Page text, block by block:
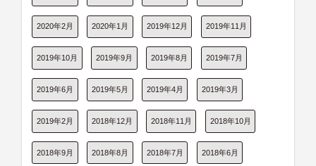
2020年2月 2020年1月 2019年12月 2019年11月
2019年10月 2019年9月 2019年8月 2019年7月
2019年6月 2019年5月 2019年4月 2019年3月
2019年2月 2018年12月 2018年11月 2018年10月
2018年9月 2018年8月 2018年7月 2018年6月